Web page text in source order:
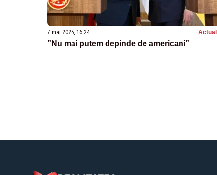
7 mai 2026, 16:24
”Nu mai putem depinde de americani”